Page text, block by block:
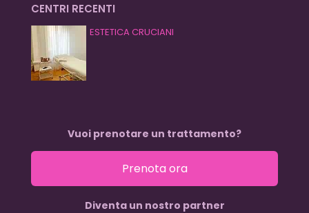
CENTRI RECENTI
ESTETICA CRUCIANI
Vuoi prenotare un trattamento?
Prenota ora
Diventa un nostro partner